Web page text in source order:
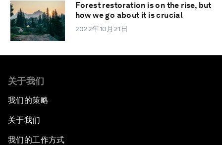
Forest restoration is on the rise, but
how we go about it is crucial
2022年10月21日
关于我们
我们的策略
关于我们
我们的工作方式